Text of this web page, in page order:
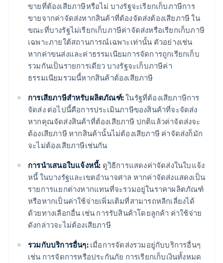
ขายที่ต้องเสียภาษีหรือไม่ บางรัฐจะเรียกเก็บภาษีการ
ขายจากค่าจัดส่งหากสินค้าที่ต้องจัดส่งต้องเสียภาษี ใน
ขณะที่บางรัฐไม่เรียกเก็บภาษีค่าจัดส่งหรือเรียกเก็บภาษี
เฉพาะภายใต้สถานการณ์เฉพาะเท่านั้น ตัวอย่างเช่น
หากค่าขนส่งและค่าธรรมเนียมการจัดการถูกเรียกเก็บ
รวมกันเป็นรายการเดียว บางรัฐจะเก็บภาษีค่า
ธรรมเนียมรวมนี้หากสินค้าต้องเสียภาษี
การเสียภาษีสำหรับผลิตภัณฑ์:ในรัฐที่ต้องเสียภาษีการ
จัดส่ง ต่อไปนี้คือการประเมินภาษีของสินค้าที่จะจัดส่ง
หากคุณจัดส่งสินค้าที่ต้องเสียภาษี ปกติแล้วค่าจัดส่งจะ
ต้องเสียภาษี หากสินค้านั้นไม่ต้องเสียภาษี ค่าจัดส่งก็มัก
จะไม่ต้องเสียภาษีเช่นกัน
การนําเสนอใบแจ้งหนี้: ดูวิธีการแสดงค่าจัดส่งในใบแจ้ง
หนี้ ในบางรัฐและเขตอำนาจศาล หากค่าจัดส่งแสดงเป็น
รายการแยกต่างหากแทนที่จะรวมอยู่ในราคาผลิตภัณฑ์
หรือหากเป็นค่าใช้จ่ายเพิ่มเติมที่สามารถหลีกเลี่ยงได้
ด้วยทางเลือกอื่น เช่น การรับสินค้าโดยลูกค้า ค่าใช้จ่าย
ดังกล่าวจะไม่ต้องเสียภาษี
รวมกับบริการอื่นๆ:เมื่อการจัดส่งรวมอยู่กับบริการอื่นๆ
เช่น การจัดการหรือประกันภัย การเรียกเก็บเงินทั้งหมด